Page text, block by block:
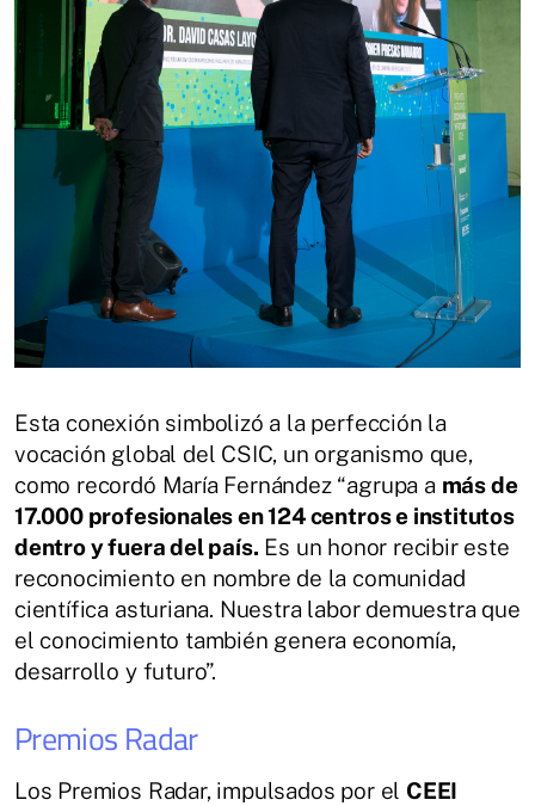
Esta conexión simbolizó a la perfección la
vocación global del CSIC, un organismo que,
como recordó María Fernández “agrupa a más de
17.000 profesionales en 124 centros e institutos
dentro y fuera del país. Es un honor recibir este
reconocimiento en nombre de la comunidad
científica asturiana. Nuestra labor demuestra que
el conocimiento también genera economía,
desarrollo y futuro”.
Premios Radar
Los Premios Radar, impulsados por el CEEI